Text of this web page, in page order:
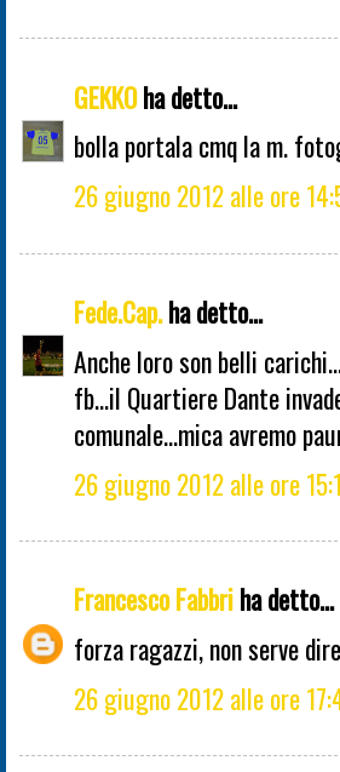
GEKKOha detto...
bolla portala cmq la m.
26 giugno 2012 alle ore
Fede.Cap.ha detto...
Anche loro son belli
fb...il Quartiere Dante
comunale...mica avremo
26 giugno 2012 alle ore
Francesco Fabbriha detto...
forza ragazzi, non serve
26 giugno 2012 alle ore